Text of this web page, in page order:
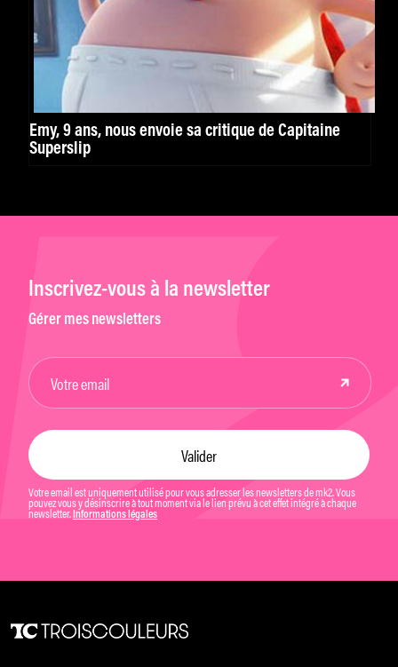
Emy, 9 ans, nous envoie sa critique de Capitaine
Superslip
Inscrivez-vous à la newsletter
Gérer mes newsletters
Votre email est uniquement utilisé pour vous adresser les newsletters de mk2. Vous
pouvez vous y désinscrire à tout moment via le lien prévu à cet effet intégré à chaque
newsletter. Informations légales